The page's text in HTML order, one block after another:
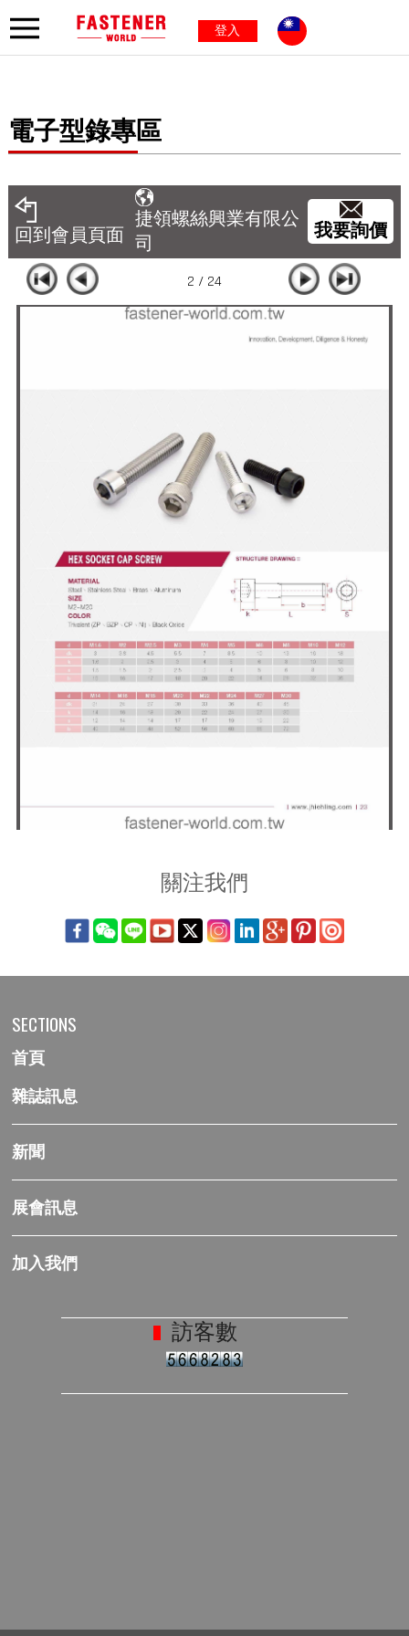
登入
電子型錄專區
回到會員頁面
捷領螺絲興業有限公
司
我要詢價
2 / 24
關注我們
SECTIONS
首頁
雜誌訊息
新聞
展會訊息
加入我們
訪客數